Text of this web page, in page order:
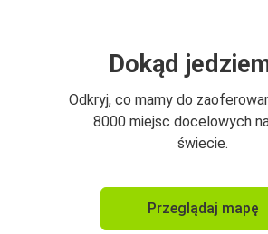
Dokąd
Odkryj, co mamy do
8000 miejsc docelowych
świecie.
Przeglądaj mapę